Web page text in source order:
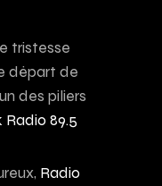
tristesse
départ de
des piliers
Radio 89.5
Radio